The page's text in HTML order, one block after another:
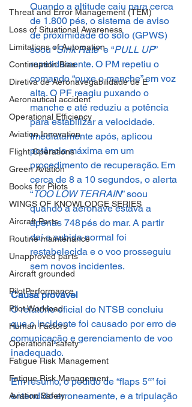
Threat and Error Management (TEM)
Loss of Situational Awareness
Limitations of Automation
Continuation Bias
Diretiva de Aeronavegabilidade de E
Aeronautical accident
Operational Efficiency
Aviation Innovation
Flight Operations
Green Aviation
Books for Pilots
WINGS OF KNOWLODGE SERIES
Aircraft Parts
Routine maintenance
Unapproved parts
Aircraft grounded
PilotPerformance
Pilot Workload
Human Factors
Operational safety
Fatigue Risk Management
Fatigue Risk Management
Aviation Safety
Quando a altitude caiu para cerca
de 1.800 pés, o sistema de aviso
de proximidade do solo (GPWS)
soou “Sink Rate” e “PULL UP”
repetidamente. O PM repetiu o
comando “puxe o manche” em voz
alta. O PF reagiu puxando o
manche e até reduziu a potência
para estabilizar a velocidade.
Imediatamente após, aplicou
potência máxima em um
procedimento de recuperação. Em
cerca de 8 a 10 segundos, o alerta
“TOO LOW TERRAIN” soou
quando a aeronave estava a
apenas 748 pés do mar. A partir
daí a subida normal foi
restabelecida e o voo prosseguiu
sem novos incidentes.
Causa provável
O relatório oficial do NTSB concluiu
que o incidente foi causado por erro de
comunicação e gerenciamento de voo
inadequado.
Em resumo, o pedido de “flaps 5°” foi
entendido erroneamente, e a tripulação